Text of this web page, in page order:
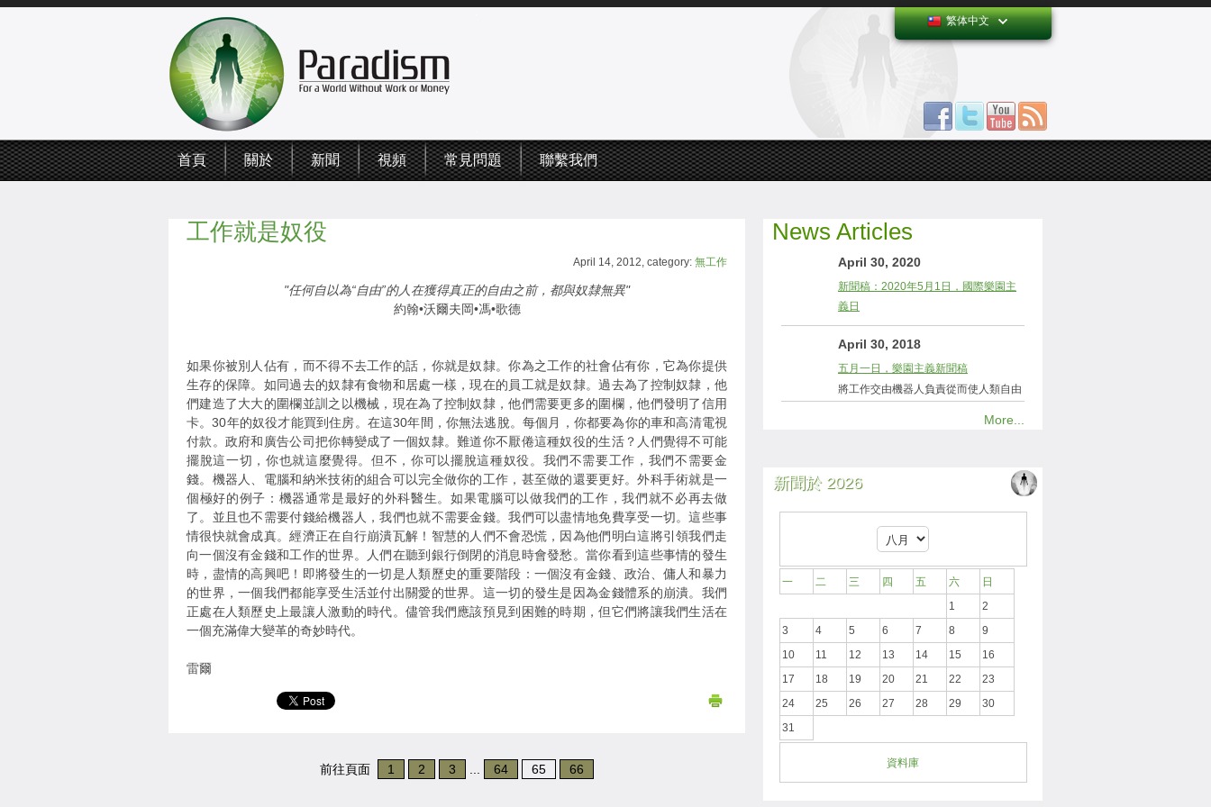
繁体中文
首頁 關於 新聞 視頻 常見問題 聯繫我們
工作就是奴役
April 14, 2012, category: 無工作
"任何自以為“自由”的人在獲得真正的自由之前，都與奴隸無異"
約翰•沃爾夫岡•馮•歌德
如果你被別人佔有，而不得不去工作的話，你就是奴隸。你為之工作的社會佔有你，它為你提供
生存的保障。如同過去的奴隸有食物和居處一樣，現在的員工就是奴隸。過去為了控制奴隸，他
們建造了大大的圍欄並訓之以機械，現在為了控制奴隸，他們需要更多的圍欄，他們發明了信用
卡。30年的奴役才能買到住房。在這30年間，你無法逃脫。每個月，你都要為你的車和高清電視
付款。政府和廣告公司把你轉變成了一個奴隸。難道你不厭倦這種奴役的生活？人們覺得不可能
擺脫這一切，你也就這麼覺得。但不，你可以擺脫這種奴役。我們不需要工作，我們不需要金
錢。機器人、電腦和納米技術的組合可以完全做你的工作，甚至做的還要更好。外科手術就是一
個極好的例子：機器通常是最好的外科醫生。如果電腦可以做我們的工作，我們就不必再去做
了。並且也不需要付錢給機器人，我們也就不需要金錢。我們可以盡情地免費享受一切。這些事
情很快就會成真。經濟正在自行崩潰瓦解！智慧的人們不會恐慌，因為他們明白這將引領我們走
向一個沒有金錢和工作的世界。人們在聽到銀行倒閉的消息時會發愁。當你看到這些事情的發生
時，盡情的高興吧！即將發生的一切是人類歷史的重要階段：一個沒有金錢、政治、傭人和暴力
的世界，一個我們都能享受生活並付出關愛的世界。這一切的發生是因為金錢體系的崩潰。我們
正處在人類歷史上最讓人激動的時代。儘管我們應該預見到困難的時期，但它們將讓我們生活在
一個充滿偉大變革的奇妙時代。
雷爾
前往頁面 1 2 3 64 65 66
News Articles
April 30, 2020
新聞稿：2020年5月1日，國際樂園主
義日
April 30, 2018
五月一日，樂園主義新聞稿
將工作交由機器人負責從而使人類自由
More...
新聞於 2026
一 二 三 四 五 六
日
1
2
3
4 5 6 7 8
9
10
11 12 13 14 15
16
17
18 19 20 21 22
23
24
25 26 27 28 29
30
31
資料庫